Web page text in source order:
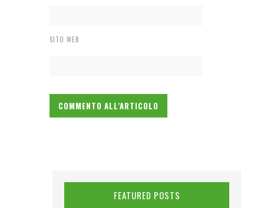
SITO WEB
FEATURED POSTS